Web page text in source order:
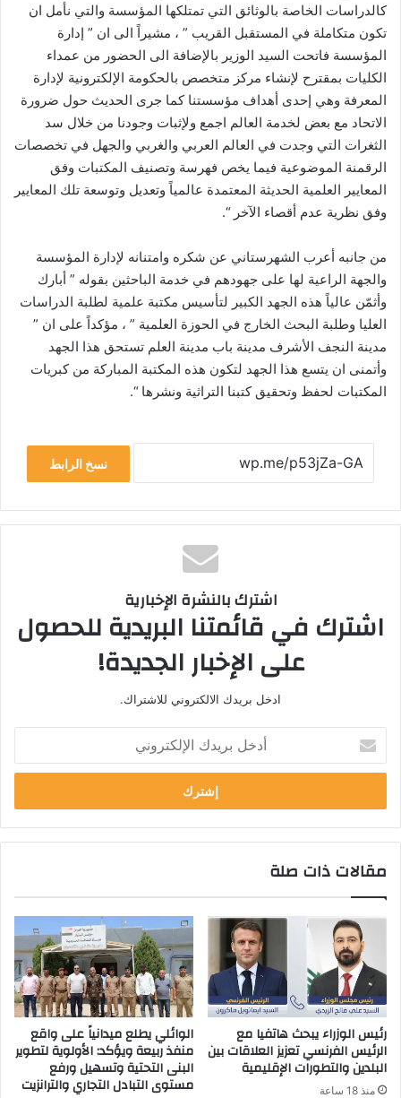
كالدراسات الخاصة بالوثائق التي تمتلكها المؤسسة والتي نأمل ان
تكون متكاملة في المستقبل القريب ” ، مشيراً الى ان ” إدارة
المؤسسة فاتحت السيد الوزير بالإضافة الى الحضور من عمداء
الكليات بمقترح لإنشاء مركز متخصص بالحكومة الإلكترونية لإدارة
المعرفة وهي إحدى أهداف مؤسستنا كما جرى الحديث حول ضرورة
الاتحاد مع بعض لخدمة العالم اجمع ولإثبات وجودنا من خلال سد
الثغرات التي وجدت في العالم العربي والغربي والجهل في تخصصات
الرقمنة الموضوعية فيما يخص فهرسة وتصنيف المكتبات وفق
المعايير العلمية الحديثة المعتمدة عالمياً وتعديل وتوسعة تلك المعايير
وفق نظرية عدم أقصاء الآخر “.
من جانبه أعرب الشهرستاني عن شكره وامتنانه لإدارة المؤسسة
والجهة الراعية لها على جهودهم في خدمة الباحثين بقوله ” أبارك
وأثمّن عالياً هذه الجهد الكبير لتأسيس مكتبة علمية لطلبة الدراسات
العليا وطلبة البحث الخارج في الحوزة العلمية ” ، مؤكداً على ان ”
مدينة النجف الأشرف مدينة باب مدينة العلم تستحق هذا الجهد
وأتمنى ان يتسع هذا الجهد لتكون هذه المكتبة المباركة من كبريات
المكتبات لحفظ وتحقيق كتبنا التراثية ونشرها “.
نسخ الرابط
اشترك بالنشرة الإخبارية
اشترك في قائمتنا البريدية للحصول
على الإخبار الجديدة!
ادخل بريدك الالكتروني للاشتراك.
خ
ب
ر
د
ا
ك
ت
ر
و
ن
ي
مقالات ذات صلة
رئيس الوزراء يبحث هاتفيا مع
الرئيس الفرنسي تعزيز العلاقات بين
البلدين والتطورات الإقليمية
منذ 18 ساعة
الوائلي يطلع ميدانياً على واقع
منفذ ربيعة ويؤكد: الأولوية لتطوير
البنى التحتية وتسهيل ورفع
مستوى التبادل التجاري والترانزيت